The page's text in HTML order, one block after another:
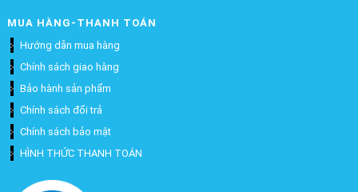
MUA HÀNG-THANH TOÁN
Hướng dẫn mua hàng
Chính sách giao hàng
Bảo hành sản phẩm
Chính sách đổi trả
Chính sách bảo mật
HÌNH THỨC THANH TOÁN